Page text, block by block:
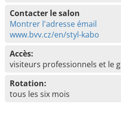
Contacter le salon
Montrer l'adresse émail
www.bvv.cz/en/styl-kabo
Accès:
visiteurs professionnels et le
Rotation:
tous les six mois